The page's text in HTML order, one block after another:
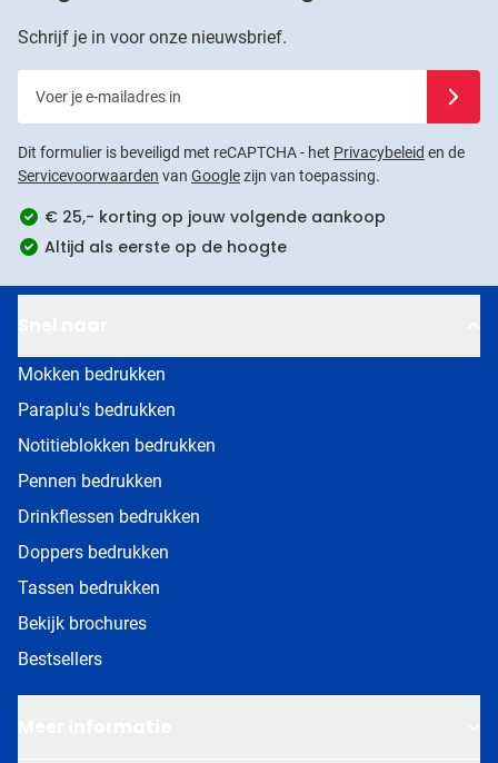
Schrijf je in voor onze nieuwsbrief.
Dit formulier is beveiligd met reCAPTCHA - het Privacybeleid en de
Servicevoorwaarden van Googlezijn van toepassing.
€ 25,- korting op jouw volgende aankoop
Altijd als eerste op de hoogte
Mokken bedrukken
Paraplu's bedrukken
Notitieblokken bedrukken
Pennen bedrukken
Drinkflessen bedrukken
Doppers bedrukken
Tassen bedrukken
Bekijk brochures
Bestsellers